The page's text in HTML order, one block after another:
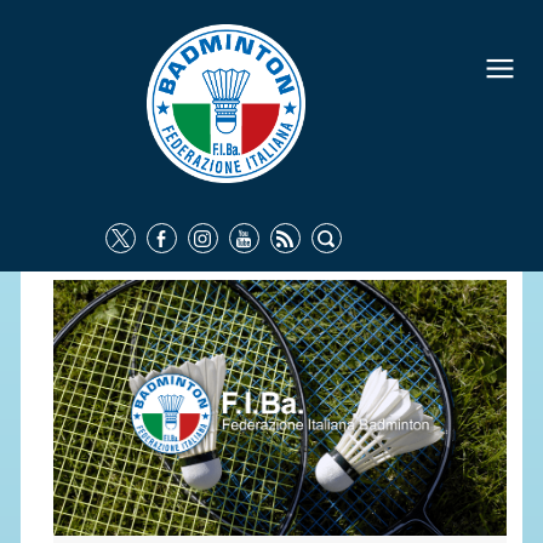
FEDERAZIONE
IDENTITÀ
COMMISSIONI FEDERALI
ORGANI TERRITORIALI
SOCIETÀ SPORTIVE
CARTE FEDERALI
ATTI UFFICIALI
TUTELA DELLA SALUTE -
ANTIDOPING
COMUNICAZIONE E MARKETING